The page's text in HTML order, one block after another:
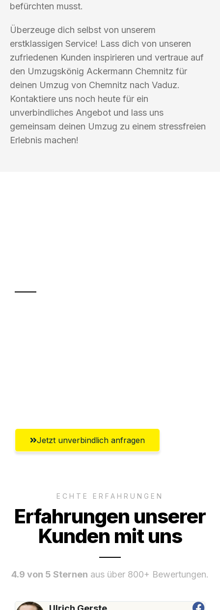
befürchten musst.
Überzeuge dich selbst von unserem
erstklassigen Service! Lass dich von unseren
zufriedenen Kunden inspirieren und vertraue auf
den Umzugskönig Ackermann Chemnitz für
deinen Umzug von Chemnitz nach Vaduz.
Kontaktiere uns noch heute für ein
unverbindliches Angebot und lass uns
gemeinsam deinen Umzug zu einem stressfreien
Erlebnis machen!
Jetzt unverbindlich anfragen
ECHTE ERFAHRUNGEN
Erfahrungen unserer
Kunden mit uns
4.9 von 5 Sternen aus über 800+ Bewertungen.